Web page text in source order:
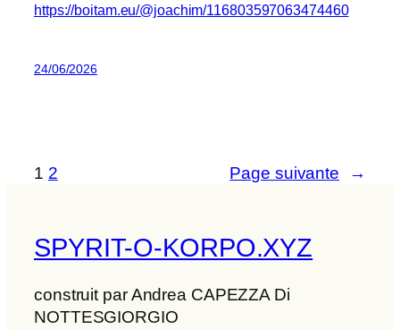
https://boitam.eu/@joachim/116803597063474460
24/06/2026
1 2 Page suivante →
SPYRIT-O-KORPO.XYZ
construit par Andrea CAPEZZA Di
NOTTESGIORGIO